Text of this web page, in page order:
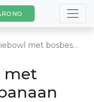
met bosbessen en banaan
met